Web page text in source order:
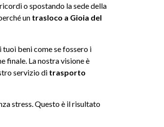
o spostando la sede della
un trasloco a Gioia del
beni come se fossero i
finale. La nostra visione è
servizio di trasporto
stress. Questo è il risultato